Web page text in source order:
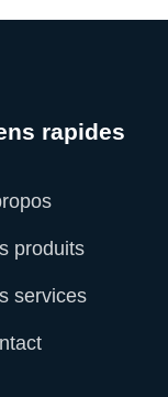
rapides
produits
services